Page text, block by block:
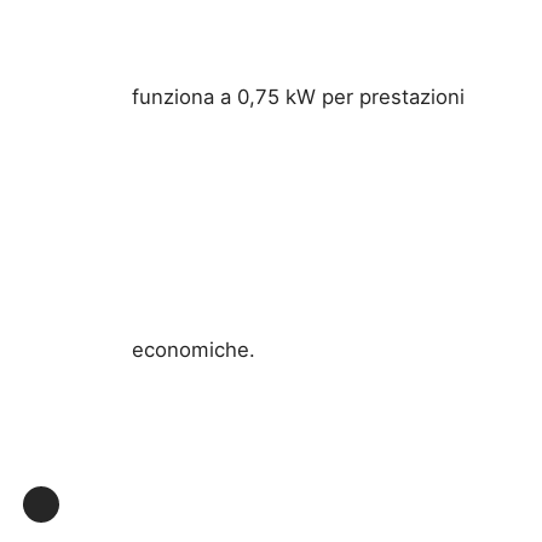
funziona a 0,75 kW per prestazioni
economiche.